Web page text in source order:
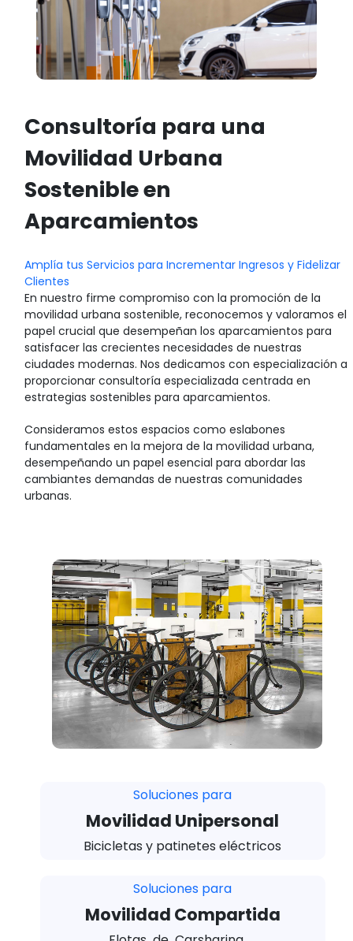
Consultoría para una
Movilidad Urbana
Sostenible en
Aparcamientos
Amplía tus Servicios para Incrementar Ingresos y Fidelizar
Clientes
En nuestro firme compromiso con la promoción de la
movilidad urbana sostenible, reconocemos y valoramos el
papel crucial que desempeñan los aparcamientos para
satisfacer las crecientes necesidades de nuestras
ciudades modernas. Nos dedicamos con especialización a
proporcionar consultoría especializada centrada en
estrategias sostenibles para aparcamientos.
Consideramos estos espacios como eslabones
fundamentales en la mejora de la movilidad urbana,
desempeñando un papel esencial para abordar las
cambiantes demandas de nuestras comunidades
urbanas.
Soluciones para
Movilidad Unipersonal
Bicicletas y patinetes eléctricos
Soluciones para
Movilidad Compartida